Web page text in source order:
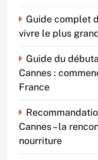
Guide complet
vivre le plus
Guide du
Cannes :
France
Cannes – la
nourriture